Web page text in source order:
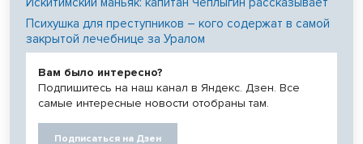
Психушка для преступников – кого содержат в самой
закрытой лечебнице за Уралом
Вам было интересно?
Подпишитесь на наш канал в Яндекс. Дзен. Все
самые интересные новости отобраны там.
Подписаться на Дзен